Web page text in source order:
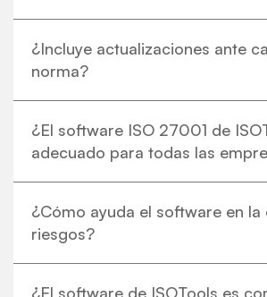
¿Incluye actualizaciones ante
norma?
¿El software ISO 27001 de
adecuado para todas las
¿Cómo ayuda el software en la
riesgos?
¿El software de ISOTools es